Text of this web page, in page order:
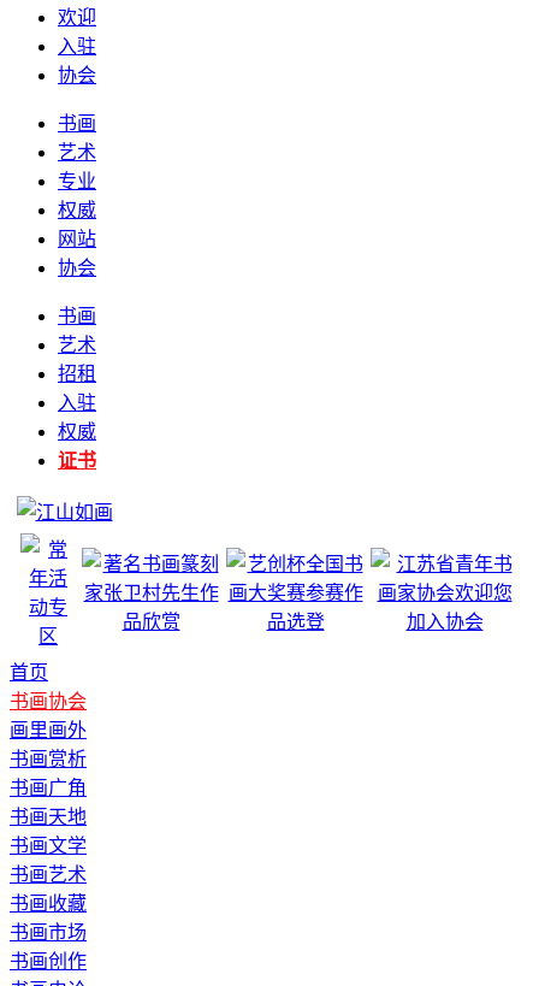
欢迎
入驻
协会
书画
艺术
专业
权威
网站
协会
书画
艺术
招租
入驻
权威
证书
首页
书画协会
画里画外
书画赏析
书画广角
书画天地
书画文学
书画艺术
书画收藏
书画市场
书画创作